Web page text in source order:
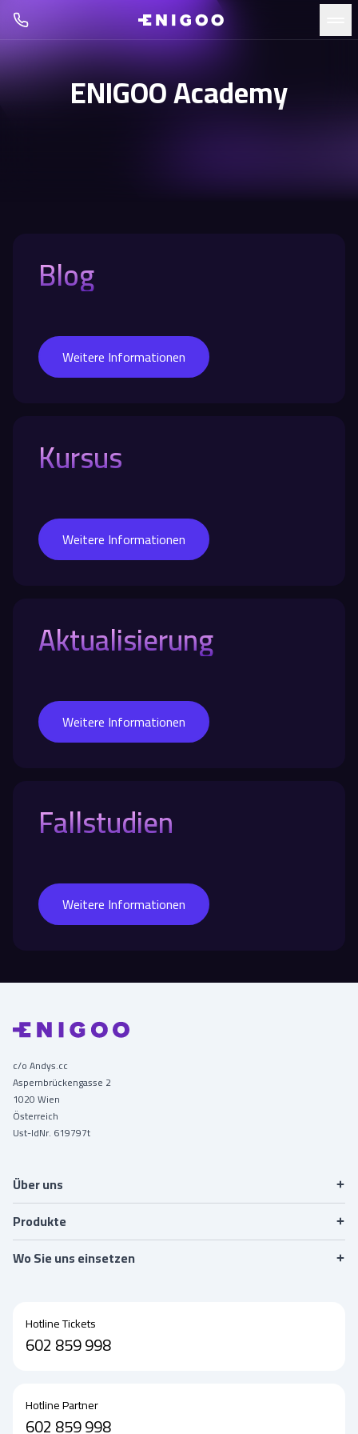
ENIGOO Academy
Blog
Weitere Informationen
Kursus
Weitere Informationen
Aktualisierung
Weitere Informationen
Fallstudien
Weitere Informationen
c/o Andys.cc
Aspernbrückengasse 2
1020 Wien
Österreich
Ust-IdNr. 619797t
Über uns
Kontaktangaben
Wo Sie uns einsetzen
Zustimmung zur DSGVO
Produkte
Ticket-System
CRM-Fans
CRM-Business
Akkreditierung
Wo Sie uns einsetzen
Festivals
Kultur
Messeveranstalter
Zoos
Familienzentren
Konferenzen
Hotline Tickets
602 859 998
Hotline Partner
602 859 998